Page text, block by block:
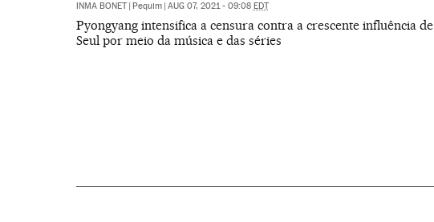
INMA BONET | Pequim | AUG 07, 2021 - 09:08 EDT
Pyongyang intensifica a censura contra a crescente influência de
Seul por meio da música e das séries